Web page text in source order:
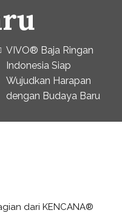
VIVO® Baja Ringan
Indonesia Siap
Wujudkan Harapan
dengan Budaya Baru
dari KENCANA®